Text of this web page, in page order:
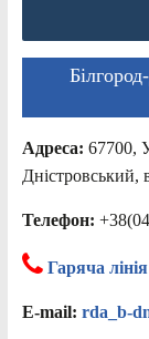
Адреса: 67700,
Дністровський,
Телефон:
Гаряча
E-mail: rda_b-